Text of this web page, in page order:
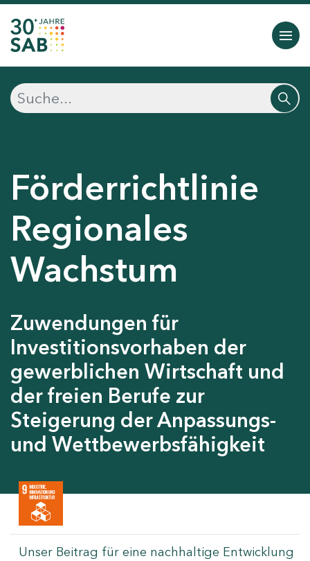
Förderrichtlinie
Regionales
Wachstum
Zuwendungen für
Investitionsvorhaben der
gewerblichen Wirtschaft und
der freien Berufe zur
Steigerung der Anpassungs-
und Wettbewerbsfähigkeit
Unser Beitrag für eine nachhaltige Entwicklung